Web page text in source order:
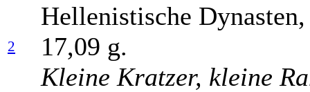
2
Hellenistische
17,09 g.
Kleine Kratzer, kleine